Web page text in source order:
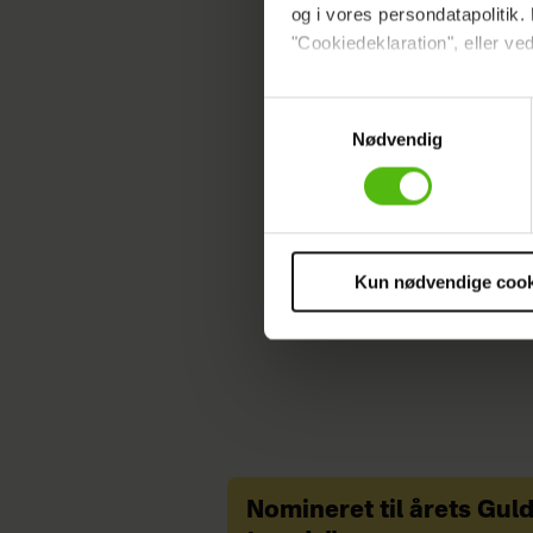
og i vores
"Cookiedeklaration", eller
Dine valg anvendes på hele
Vi ønsker dit samtykke til at
Vi anvender egne cookies
sociale medier.
Nødvendig
Kun nødvendige
+ Se alle
Nomineret til årets